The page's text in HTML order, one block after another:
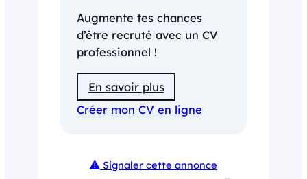
Augmente tes chances
d’être recruté avec un CV
professionnel !
En savoir plus
Créer mon CV en ligne
Signaler cette annonce